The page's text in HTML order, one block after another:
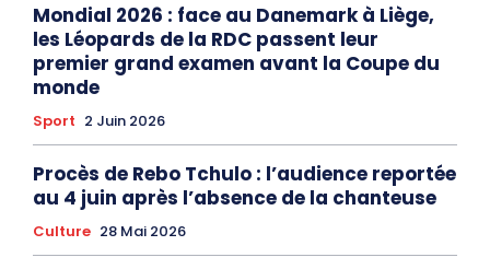
Mondial 2026 : face au Danemark à Liège,
les Léopards de la RDC passent leur
premier grand examen avant la Coupe du
monde
Sport 2 Juin 2026
Procès de Rebo Tchulo : l’audience reportée
au 4 juin après l’absence de la chanteuse
Culture 28 Mai 2026